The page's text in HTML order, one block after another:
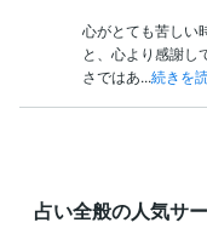
心がとても苦しい
と、心より感謝し
さではあ...続きを
占い全般の人気サ